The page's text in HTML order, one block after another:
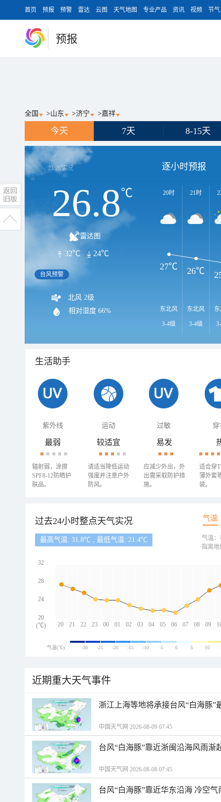
首页 预报 预警 雷达 云图 天气地图 专业产品 资讯 视频 节气
预报
全国 >山东 >济宁 >嘉祥
今天 7天 8-15天
21:20实况
26.8℃
雷达图
32℃ 24℃
台风预警
北风 2级
相对湿度 66%
逐小时预报
20时
东北风
3-4级
21时
东北风
3-4级
27℃ 26℃
生活助手
紫外线 运动 过敏 穿
最弱
辐射弱，涂擦
SPF8-12防晒护
肤品。
较适宜
请适当降低运动
强度并注意户外
防风。
易发
应减少外出，外
出需采取防护措
施。
适合穿
薄外套
装。
过去24小时整点天气实况 气温
最高气温: 31.8℃ , 最低气温: 21.4℃
20 21 22 23 00 01 02 03 04 05 06 07 08 09
32
28
24
20
(℃)
气温：
指离地
气温(℃) -30 -25 -20 -15 -10 -5 0 5 10
近期重大天气事件
浙江上海等地将承接台风“白海豚”
中国天气网 2026-08-09 07:45
台风“白海豚”靠近浙闽沿海风雨渐
中国天气网 2026-08-08 07:45
台风“白海豚”靠近华东沿海 冷空